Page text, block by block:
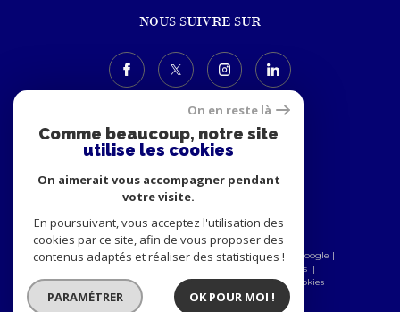
NOUS SUIVRE SUR
ADHÉRENTS
© 2026 | Tous droits réservés | Traduction powered by Google |
Mentions légales
Admin
Nos partenaires Politique RGPD Cookies
On en reste là
Comme beaucoup, notre site
utilise les cookies
On aimerait vous accompagner pendant
votre visite.
En poursuivant, vous acceptez l'utilisation des
cookies par ce site, afin de vous proposer des
contenus adaptés et réaliser des statistiques !
PARAMÉTRER OK POUR MOI !